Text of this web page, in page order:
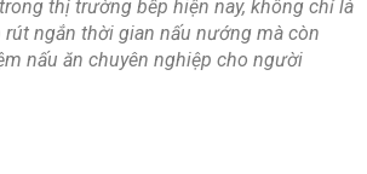
thị trường bếp hiện nay, không chỉ là
ngắn thời gian nấu nướng mà còn
nấu ăn chuyên nghiệp cho người